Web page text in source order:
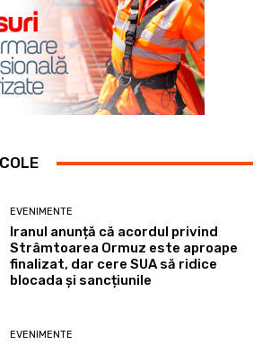
EVENIMENTE
Iranul anunță că acordul privind
Strâmtoarea Ormuz este aproape
finalizat, dar cere SUA să ridice
blocada și sancțiunile
EVENIMENTE